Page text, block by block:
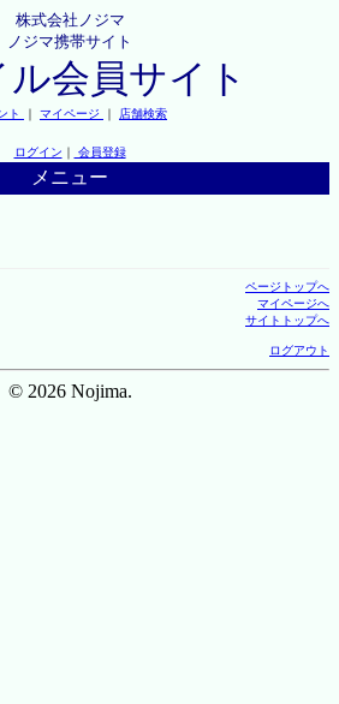
株式会社ノジマ
ノジマ携帯サイト
会員サイト
ト ｜ マイページ ｜ 店舗検索
ログイン ｜ 会員登録
メニュー
ページトップへ
マイページへ
サイトトップへ
ログアウト
© 2026 Nojima.